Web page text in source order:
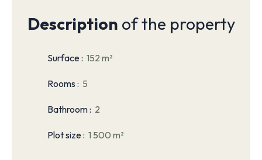
Description of the property
Surface: 152 m²
Rooms : 5
Bathroom: 2
Plot size: 1 500 m²